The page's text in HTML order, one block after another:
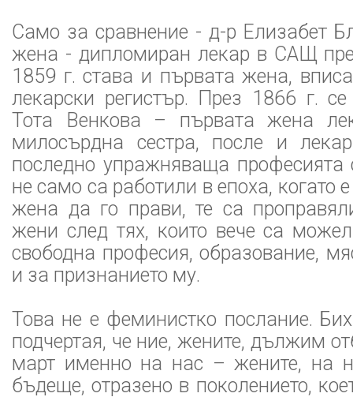
Само за сравнение - д-р Елизабет
жена - дипломиран лекар в САЩ
1859 г. става и първата жена,
лекарски регистър. През 1866 г.
Тота Венкова – първата жена
милосърдна сестра, после и
последно упражняваща професията
не само са работили в епоха, когато
жена да го прави, те са
жени след тях, които вече са
свободна професия, образование,
и за признанието му.
Това не е феминистко послание.
подчертая, че ние, жените, дължим
март именно на нас – жените, на
бъдеще, отразено в поколението,